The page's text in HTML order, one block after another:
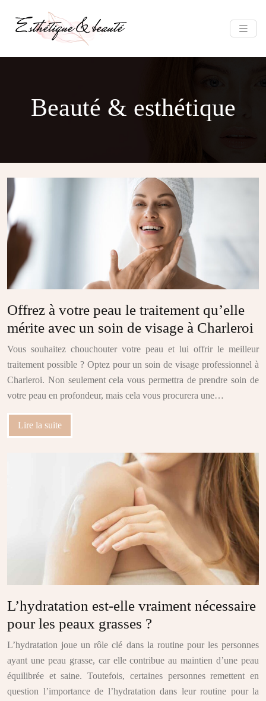
Beauté & esthétique
Offrez à votre peau le traitement qu’elle
mérite avec un soin de visage à Charleroi
Vous souhaitez chouchouter votre peau et lui offrir le meilleur
traitement possible ? Optez pour un soin de visage professionnel à
Charleroi. Non seulement cela vous permettra de prendre soin de
votre peau en profondeur, mais cela vous procurera une…
Lire la suite
L’hydratation est-elle vraiment nécessaire
pour les peaux grasses ?
L’hydratation joue un rôle clé dans la routine pour les personnes
ayant une peau grasse, car elle contribue au maintien d’une peau
équilibrée et saine. Toutefois, certaines personnes remettent en
question l’importance de l’hydratation dans leur routine pour la